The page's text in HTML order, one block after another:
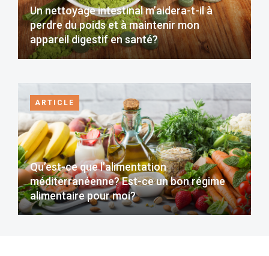
Un nettoyage intestinal m’aidera-t-il à
perdre du poids et à maintenir mon
appareil digestif en santé?
ARTICLE
Qu’est-ce que l’alimentation
méditerranéenne? Est-ce un bon régime
alimentaire pour moi?